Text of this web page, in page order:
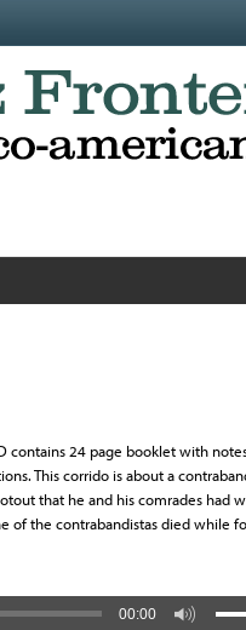
contains 24 page booklet with
This corrido is about a
that he and his comrades had
of the contrabandistas died while
00:00